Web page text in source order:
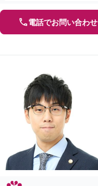
電話でお問い合わせ